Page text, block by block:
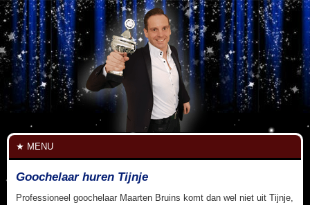
MENU
Goochelaar huren Tijnje
Professioneel goochelaar Maarten Bruins komt dan wel niet uit Tijnje,